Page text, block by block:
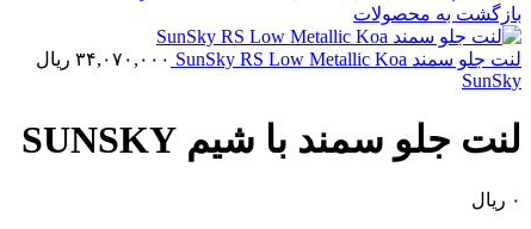
بازگشت به محصولات
لنت جلو سمند SunSky RS Low Metallic Koa ۳۴,۰۷۰,۰۰۰ ریال
SunSky
لنت جلو سمند با شيم SUNSKY
۰ ریال